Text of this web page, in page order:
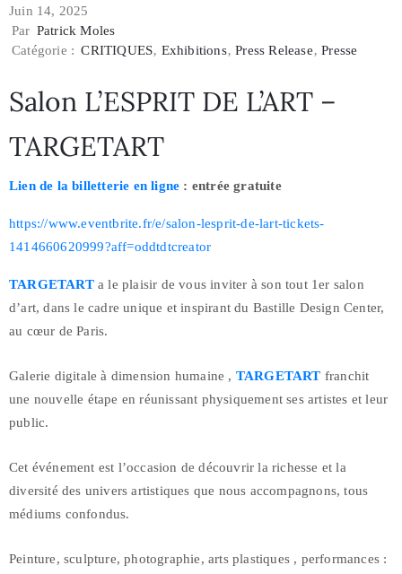
Juin 14, 2025
Par Patrick Moles
Catégorie : CRITIQUES‚ Exhibitions‚Press Release‚Presse
Salon L’ESPRIT DE L’ART –
TARGETART
Lien de la billetterie en ligne : entrée gratuite
https://www.eventbrite.fr/e/salon-lesprit-de-lart-tickets-
1414660620999?aff=oddtdtcreator
TARGETARTa le plaisir de vous inviter à son tout 1er salon
d’art, dans le cadre unique et inspirant du Bastille Design Center,
au cœur de Paris.
Galerie digitale à dimension humaine , TARGETART franchit
une nouvelle étape en réunissant physiquement ses artistes et leur
public.
Cet événement est l’occasion de découvrir la richesse et la
diversité des univers artistiques que nous accompagnons, tous
médiums confondus.
Peinture, sculpture, photographie, arts plastiques , performances :